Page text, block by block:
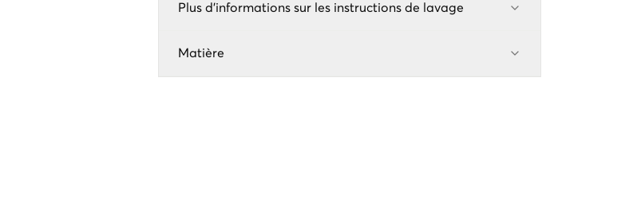
Plus d'informations sur les instructions de lavage
Matière